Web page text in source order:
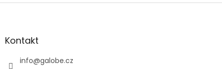
Z
aKontakt
info@galobe.cz